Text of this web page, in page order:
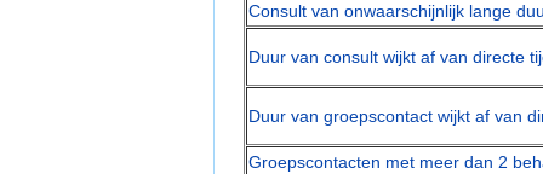
Consult van onwaarschijnlijk lange
Duur van consult wijkt af van directe
Duur van groepscontact wijkt af van
Groepscontacten met meer dan 2